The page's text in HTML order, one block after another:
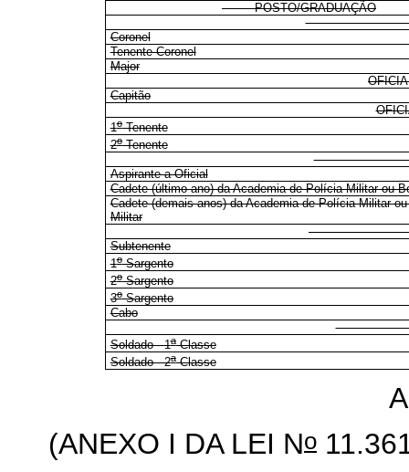
POSTO/GRADUAÇÃO
Coronel
Tenente-Coronel
Major
Capitão
1oTenente
2oTenente
Aspirante a Oficial
Cadete (último ano) da Academia de Polícia Militar ou
Cadete (demais anos) da Academia de Polícia Militar
Militar
Subtenente
1oSargento
2oSargento
3oSargento
Cabo
Soldado - 1aClasse
Soldado - 2aClasse
(ANEXO I DA LEI No